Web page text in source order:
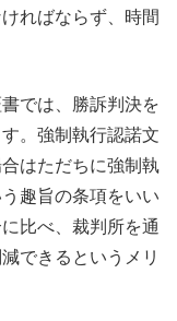
ればならず、時間
では、勝訴判決を
。強制執行認諾文
はただちに強制執
趣旨の条項をいい
比べ、裁判所を通
できるというメリ